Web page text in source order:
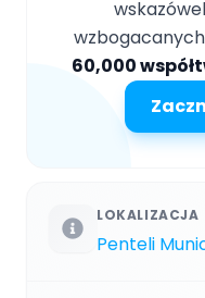
60,000
LOKALIZACJA
Penteli